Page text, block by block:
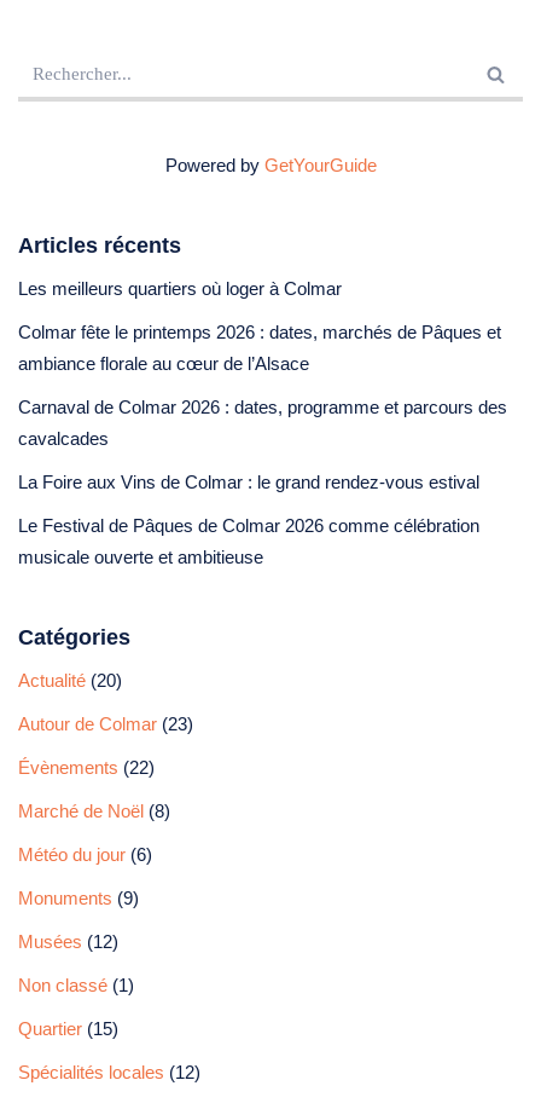
Powered by GetYourGuide
Articles récents
Les meilleurs quartiers où loger à Colmar
Colmar fête le printemps 2026 : dates, marchés de Pâques et
ambiance florale au cœur de l’Alsace
Carnaval de Colmar 2026 : dates, programme et parcours des
cavalcades
La Foire aux Vins de Colmar : le grand rendez-vous estival
Le Festival de Pâques de Colmar 2026 comme célébration
musicale ouverte et ambitieuse
Catégories
Actualité (20)
Autour de Colmar (23)
Évènements (22)
Marché de Noël (8)
Météo du jour (6)
Monuments (9)
Musées (12)
Non classé (1)
Quartier (15)
Spécialités locales (12)